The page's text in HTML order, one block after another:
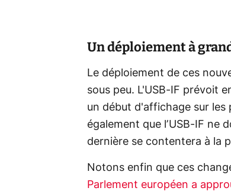
Un déploiement à
Le déploiement de ces
sous peu. L'USB-IF prévoit
un début d'affichage sur les
également que l’USB-IF ne
dernière se contentera à la
Notons enfin que ces
Parlement européen a